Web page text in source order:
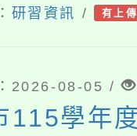
研習資訊 / 有上
2026-08-05 /
115學年